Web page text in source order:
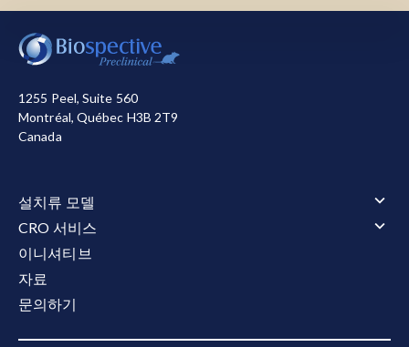
니다. 또한, 사이트 사용 방식을 측정하거나 마케팅 목적
으로 개선을 돕기 위해 다른 쿠키를 사용합니다. 사용자
사용하는 쿠키에 대한 자세한 정보는
참조하십시오.
1255 Peel, Suite 560
Montréal, Québec H3B 2T9
Canada
설치류 모델
설치류 모델 개요
근위축성 측삭 경화증(ALS) 개요
TDP-43 형질전환 모델
알츠하이머병 및 타우병증
알츠하이머병 및 타우병증 개요
아밀로이드-베타 및 타우 공동 병리 모델
아밀로이드-베타 형질전환 모델
타우병증 모델
타우병증 모델 개요
타우 섬유소 확산 모델
다발성 경화증(MS)
EAE 모델
CRO 서비스
CRO 서비스 개요
동물 서비스 개요
투약
체액 및 조직 채취
행동 테스트
행동 테스트 개요
수면과 인지
전기 생리학
이니셔티브
자료
문의하기